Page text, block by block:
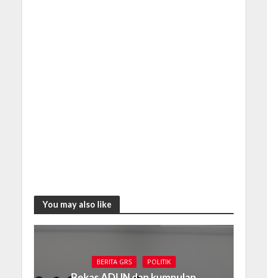
You may also like
BERITA GRS POLITIK